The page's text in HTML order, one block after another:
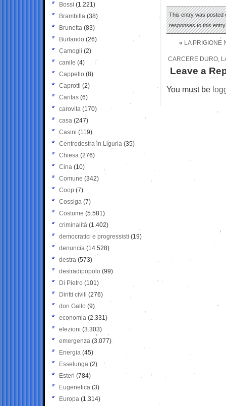
This entry was posted
responses to this
« LA PRIGIONE
CARCERE DURO,
Leave a
You must be
Bossi (1.221)
Brambilla (38)
Brunetta (83)
Burlando (26)
Camogli (2)
canile (4)
Cappello (8)
Caprotti (2)
Caritas (6)
carovita (170)
casa (247)
Casini (119)
Centrodestra in Liguria (35)
Chiesa (276)
Cina (10)
Comune (342)
Coop (7)
Cossiga (7)
Costume (5.581)
criminalità (1.402)
democratici e progressisti (19)
denuncia (14.528)
destra (573)
destradipopolo (99)
Di Pietro (101)
Diritti civili (276)
don Gallo (9)
economia (2.331)
elezioni (3.303)
emergenza (3.077)
Energia (45)
Esselunga (2)
Esteri (784)
Eugenetica (3)
Europa (1.314)